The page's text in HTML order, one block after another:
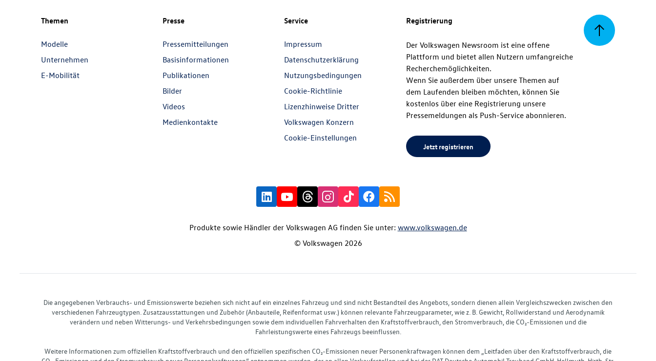
Zurück
Themen
Modelle
Unternehmen
E-Mobilität
Presse
Pressemitteilungen
Basisinformationen
Publikationen
Bilder
Videos
Medienkontakte
Service
Impressum
Datenschutzerklärung
Nutzungsbedingungen
Cookie-Richtlinie
Lizenzhinweise Dritter
Volkswagen Konzern
Cookie-Einstellungen
Registrierung
Der Volkswagen Newsroom ist eine offene
Plattform und bietet allen Nutzern umfangreiche
Recherchemöglichkeiten.
Wenn Sie außerdem über unsere Themen auf
dem Laufenden bleiben möchten, können Sie
kostenlos über eine Registrierung unsere
Pressemeldungen als Push-Service abonnieren.
Jetzt registrieren
Produkte sowie Händler der Volkswagen AG finden Sie unter: www.volkswagen.de
© Volkswagen 2026
Die angegebenen Verbrauchs- und Emissionswerte beziehen sich nicht auf ein einzelnes Fahrzeug und sind nicht Bestandteil des Angebots, sondern dienen allein Vergleichszwecken zwischen den
verschiedenen Fahrzeugtypen. Zusatzausstattungen und Zubehör (Anbauteile, Reifenformat usw.) können relevante Fahrzeugparameter, wie z. B. Gewicht, Rollwiderstand und Aerodynamik
verändern und neben Witterungs- und Verkehrsbedingungen sowie dem individuellen Fahrverhalten den Kraftstoffverbrauch, den Stromverbrauch, die CO₂-Emissionen und die
Fahrleistungswerte eines Fahrzeugs beeinflussen.
Weitere Informationen zum offiziellen Kraftstoffverbrauch und den offiziellen spezifischen CO₂-Emissionen neuer Personenkraftwagen können dem „Leitfaden über den Kraftstoffverbrauch, die